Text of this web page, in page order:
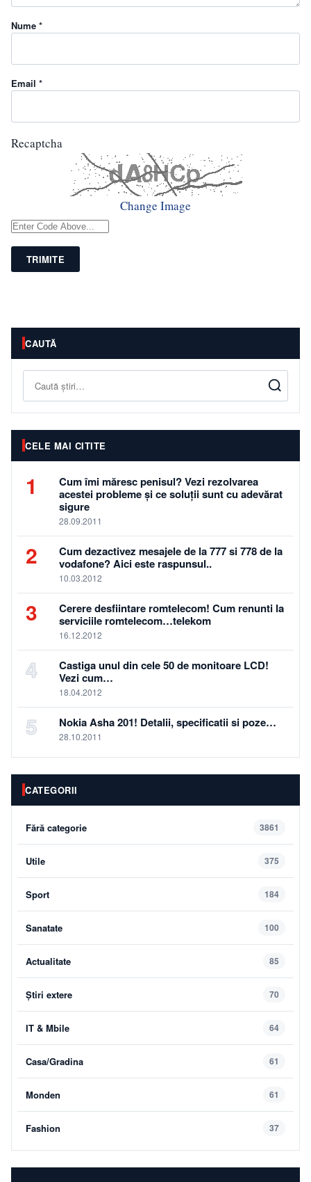
Nume *
Email *
Recaptcha
Change Image
TRIMITE
CAUTĂ
CELE MAI CITITE
1
Cum îmi măresc penisul? Vezi rezolvarea
acestei probleme și ce soluții sunt cu adevărat
sigure
28.09.2011
2
Cum dezactivez mesajele de la 777 si 778 de la
vodafone? Aici este raspunsul..
10.03.2012
3
Cerere desfiintare romtelecom! Cum renunti la
serviciile romtelecom…telekom
16.12.2012
4
Castiga unul din cele 50 de monitoare LCD!
Vezi cum…
18.04.2012
5 Nokia Asha 201! Detalii, specificatii si poze…
28.10.2011
CATEGORII
Fără categorie 3861
Utile 375
Sport 184
Sanatate 100
Actualitate 85
Știri extere 70
IT & Mbile 64
Casa/Gradina 61
Monden 61
Fashion 37